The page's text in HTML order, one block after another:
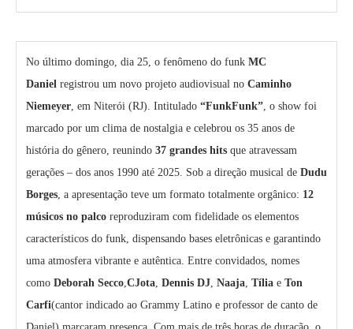
No último domingo, dia 25, o fenômeno do funk MC
Daniel registrou um novo projeto audiovisual no Caminho
Niemeyer, em Niterói (RJ). Intitulado “FunkFunk”, o show foi
marcado por um clima de nostalgia e celebrou os 35 anos de
história do gênero, reunindo 37 grandes hits que atravessam
gerações – dos anos 1990 até 2025. Sob a direção musical de Dudu
Borges, a apresentação teve um formato totalmente orgânico: 12
músicos no palco reproduziram com fidelidade os elementos
característicos do funk, dispensando bases eletrônicas e garantindo
uma atmosfera vibrante e autêntica. Entre convidados, nomes
como Deborah Secco,CJota, Dennis DJ, Naaja, Tília e Ton
Carfi(cantor indicado ao Grammy Latino e professor de canto de